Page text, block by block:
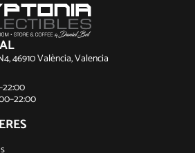
46910 València, Valencia